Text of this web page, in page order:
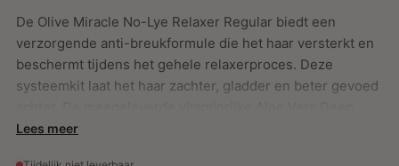
De Olive Miracle No-Lye Relaxer Regular biedt een
verzorgende anti-breukformule die het haar versterkt en
beschermt tijdens het gehele relaxerproces. Deze
systeemkit laat het haar zachter, gladder en beter gevoed
Treatment Conditioner, verrijkt met aloë, castorolie en
Lees meer